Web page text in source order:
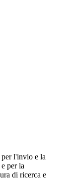
per l'invio e la
per la
di ricerca e